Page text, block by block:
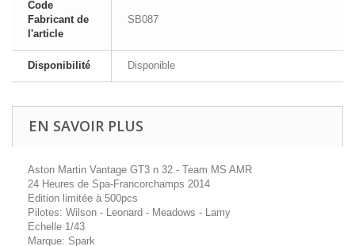
Code
Fabricant de
l'article
SB087
Disponibilité Disponible
EN SAVOIR PLUS
Aston Martin Vantage GT3 n 32 - Team MS AMR
24 Heures de Spa-Francorchamps 2014
Edition limitée à 500pcs
Pilotes: Wilson - Leonard - Meadows - Lamy
Echelle 1/43
Marque: Spark